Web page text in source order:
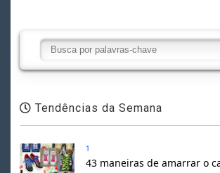
Tendências da Semana
1
43 maneiras de amarrar o